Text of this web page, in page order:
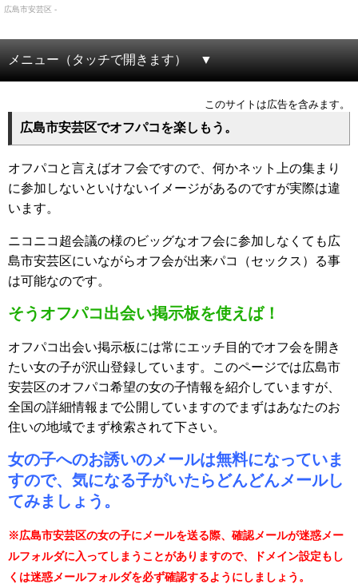
広島市安芸区 -
メニュー（タッチで開きます）
このサイトは広告を含みます。
広島市安芸区でオフパコを楽しもう。
オフパコと言えばオフ会ですので、何かネット上の集まり
に参加しないといけないイメージがあるのですが実際は違
います。
ニコニコ超会議の様のビッグなオフ会に参加しなくても広
島市安芸区にいながらオフ会が出来パコ（セックス）る事
は可能なのです。
そうオフパコ出会い掲示板を使えば！
オフパコ出会い掲示板には常にエッチ目的でオフ会を開き
たい女の子が沢山登録しています。このページでは広島市
安芸区のオフパコ希望の女の子情報を紹介していますが、
全国の詳細情報まで公開していますのでまずはあなたのお
住いの地域でまず検索されて下さい。
女の子へのお誘いのメールは無料になっていま
すので、気になる子がいたらどんどんメールし
てみましょう。
※広島市安芸区の女の子にメールを送る際、確認メールが迷惑メー
ルフォルダに入ってしまうことがありますので、ドメイン設定もし
くは迷惑メールフォルダを必ず確認するようにしましょう。